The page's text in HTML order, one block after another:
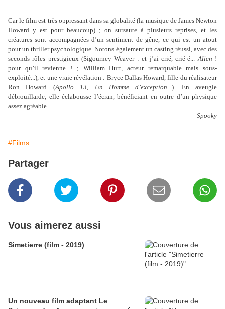
Car le film est très oppressant dans sa globalité (la musique de James Newton
Howard y est pour beaucoup) ; on sursaute à plusieurs reprises, et les
créatures sont accompagnées d’un sentiment de gêne, ce qui est un atout
pour un thriller psychologique. Notons également un casting réussi, avec des
seconds rôles prestigieux (Sigourney Weaver : et j’ai crié, crié-é...Alien !
pour qu’il revienne ! ; William Hurt, acteur remarquable mais sous-
exploité...), et une vraie révélation : Bryce Dallas Howard, fille du réalisateur
Ron Howard (Apollo 13, Un Homme d’exception...). En aveugle
débrouillarde, elle éclabousse l’écran, bénéficiant en outre d’un physique
assez agréable.
Spooky
#Films
Partager
Vous aimerez aussi
Simetierre (film - 2019)
Un nouveau film adaptant Le